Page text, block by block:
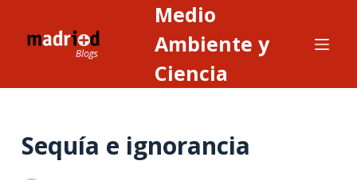
a
Medio
Ambiente y
Ciencia
Sequía e ignorancia